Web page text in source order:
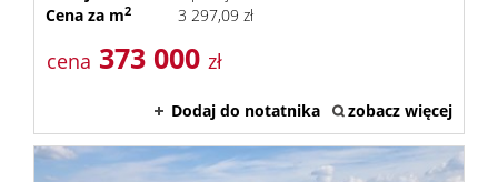
Cena za m2 3 297,09 zł
cena 373 000 zł
Dodaj do notatnika zobacz więcej